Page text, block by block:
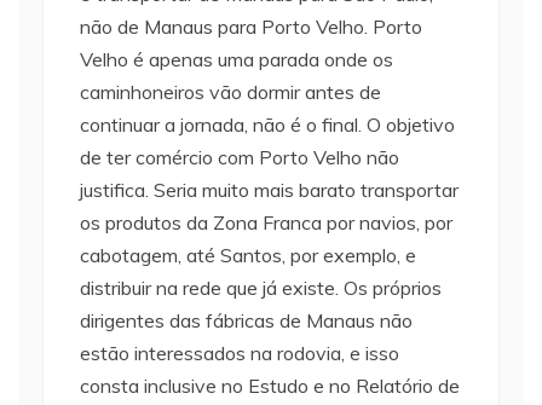
não de Manaus para Porto Velho. Porto
Velho é apenas uma parada onde os
caminhoneiros vão dormir antes de
continuar a jornada, não é o final. O objetivo
de ter comércio com Porto Velho não
justifica. Seria muito mais barato transportar
os produtos da Zona Franca por navios, por
cabotagem, até Santos, por exemplo, e
distribuir na rede que já existe. Os próprios
dirigentes das fábricas de Manaus não
estão interessados na rodovia, e isso
consta inclusive no Estudo e no Relatório de